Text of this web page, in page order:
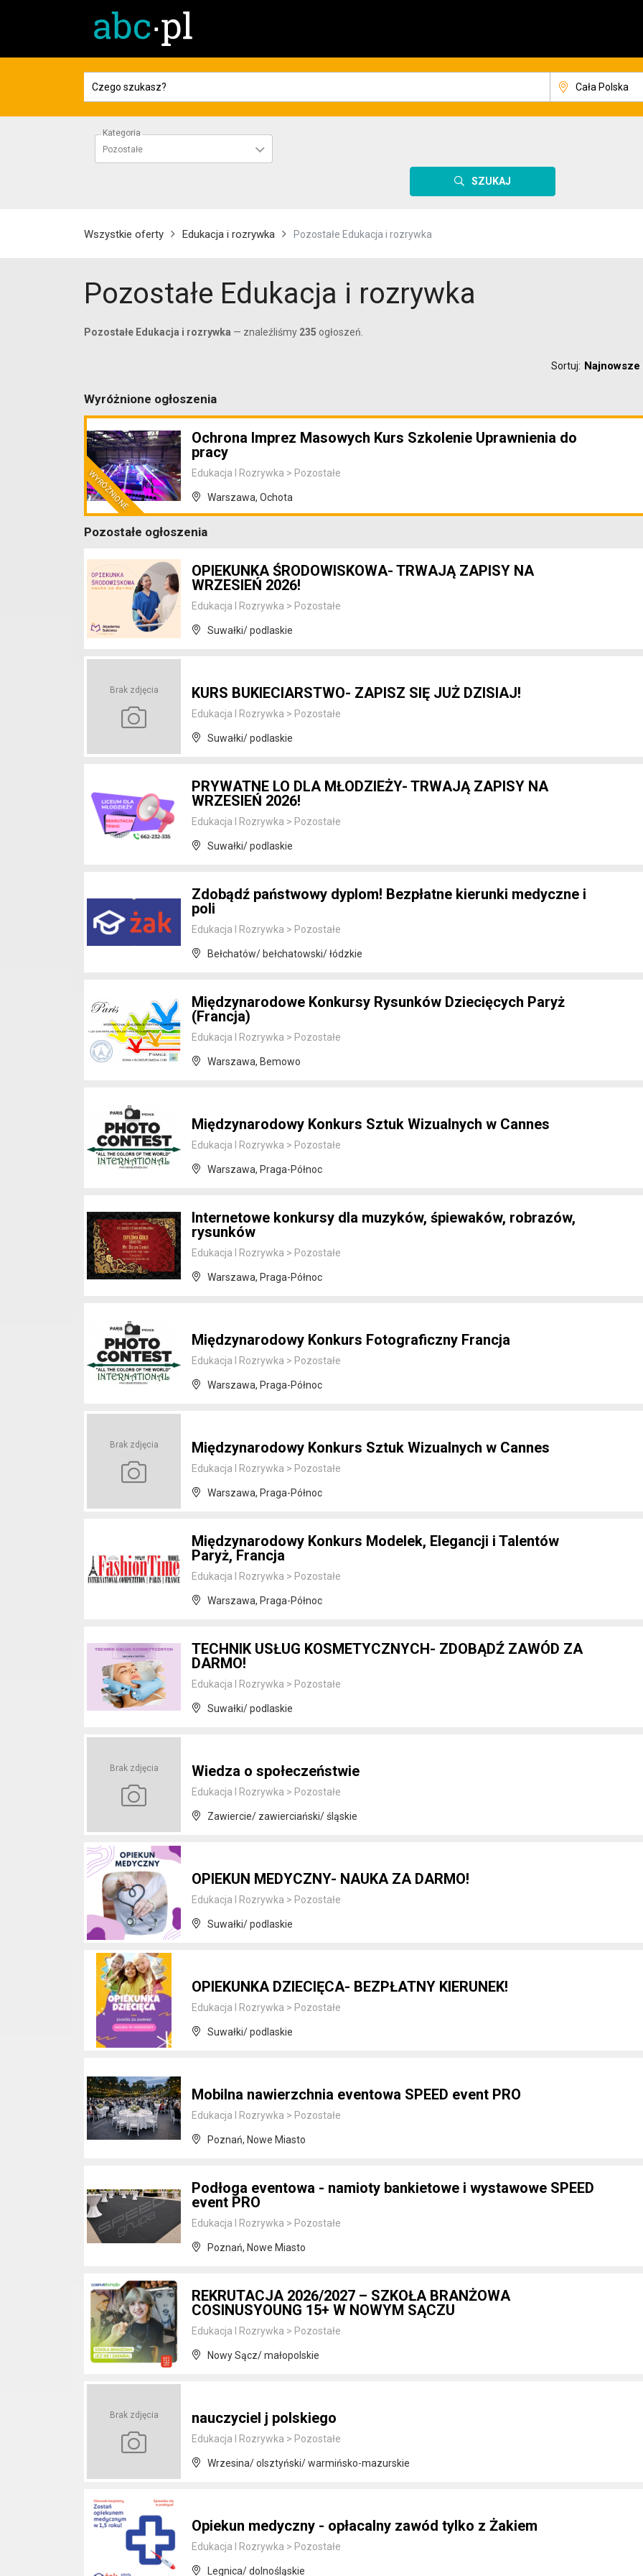
Kategoria
Pozostałe
SZUKAJ
Wszystkie oferty Edukacja i rozrywka Pozostałe Edukacja i rozrywka
Pozostałe Edukacja i rozrywka
Pozostałe Edukacja i rozrywka — znaleźliśmy 235 ogłoszeń.
Sortuj: Najnowsze
Wyróżnione ogłoszenia
Ochrona Imprez Masowych Kurs Szkolenie Uprawnienia do
pracy
Edukacja I Rozrywka > Pozostałe
Warszawa, Ochota
Pozostałe ogłoszenia
OPIEKUNKA ŚRODOWISKOWA- TRWAJĄ ZAPISY NA
WRZESIEŃ 2026!
Edukacja I Rozrywka > Pozostałe
Suwałki/ podlaskie
Brak zdjęcia KURS BUKIECIARSTWO- ZAPISZ SIĘ JUŻ DZISIAJ!
Edukacja I Rozrywka > Pozostałe
Suwałki/ podlaskie
PRYWATNE LO DLA MŁODZIEŻY- TRWAJĄ ZAPISY NA
WRZESIEŃ 2026!
Edukacja I Rozrywka > Pozostałe
Suwałki/ podlaskie
Zdobądź państwowy dyplom! Bezpłatne kierunki medyczne i
poli
Edukacja I Rozrywka > Pozostałe
Bełchatów/ bełchatowski/ łódzkie
Międzynarodowe Konkursy Rysunków Dziecięcych Paryż
(Francja)
Edukacja I Rozrywka > Pozostałe
Warszawa, Bemowo
Międzynarodowy Konkurs Sztuk Wizualnych w Cannes
Edukacja I Rozrywka > Pozostałe
Warszawa, Praga-Północ
Internetowe konkursy dla muzyków, śpiewaków, robrazów,
rysunków
Edukacja I Rozrywka > Pozostałe
Warszawa, Praga-Północ
Międzynarodowy Konkurs Fotograficzny Francja
Edukacja I Rozrywka > Pozostałe
Warszawa, Praga-Północ
Brak zdjęcia Międzynarodowy Konkurs Sztuk Wizualnych w Cannes
Edukacja I Rozrywka > Pozostałe
Warszawa, Praga-Północ
Międzynarodowy Konkurs Modelek, Elegancji i Talentów
Paryż, Francja
Edukacja I Rozrywka > Pozostałe
Warszawa, Praga-Północ
TECHNIK USŁUG KOSMETYCZNYCH- ZDOBĄDŹ ZAWÓD ZA
DARMO!
Edukacja I Rozrywka > Pozostałe
Suwałki/ podlaskie
Brak zdjęcia Wiedza o społeczeństwie
Edukacja I Rozrywka > Pozostałe
Zawiercie/ zawierciański/ śląskie
OPIEKUN MEDYCZNY- NAUKA ZA DARMO!
Edukacja I Rozrywka > Pozostałe
Suwałki/ podlaskie
OPIEKUNKA DZIECIĘCA- BEZPŁATNY KIERUNEK!
Edukacja I Rozrywka > Pozostałe
Suwałki/ podlaskie
Mobilna nawierzchnia eventowa SPEED event PRO
Edukacja I Rozrywka > Pozostałe
Poznań, Nowe Miasto
Podłoga eventowa - namioty bankietowe i wystawowe SPEED
event PRO
Edukacja I Rozrywka > Pozostałe
Poznań, Nowe Miasto
REKRUTACJA 2026/2027 – SZKOŁA BRANŻOWA
COSINUSYOUNG 15+ W NOWYM SĄCZU
Edukacja I Rozrywka > Pozostałe
Nowy Sącz/ małopolskie
Brak zdjęcia nauczyciel j polskiego
Edukacja I Rozrywka > Pozostałe
Wrzesina/ olsztyński/ warmińsko-mazurskie
Opiekun medyczny - opłacalny zawód tylko z Żakiem
Edukacja I Rozrywka > Pozostałe
Legnica/ dolnośląskie